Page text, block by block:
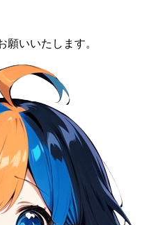
願いいたします。